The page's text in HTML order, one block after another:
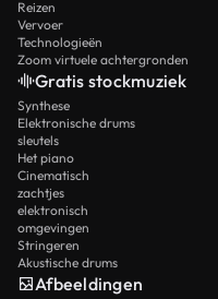
Reizen
Vervoer
Technologieën
Zoom virtuele achtergronden
Gratis stockmuziek
Synthese
Elektronische drums
sleutels
Het piano
Cinematisch
zachtjes
elektronisch
omgevingen
Stringeren
Akustische drums
Afbeeldingen